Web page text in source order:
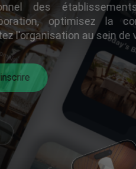
personnel des
collaboration,
facilitez l'organisation au
S'inscrire